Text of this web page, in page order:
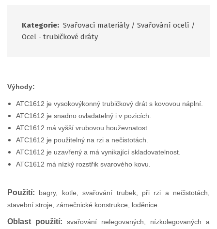
Kategorie: Svařovací materiály / Svařování ocelí /
Ocel - trubičkové dráty
Výhody:
ATC1612 je vysokovýkonný trubičkový drát s kovovou náplní.
ATC1612 je snadno ovladatelný i v pozicích.
ATC1612 má vyšší vrubovou houževnatost.
ATC1612 je použitelný na rzi a nečistotách.
ATC1612 je uzavřený a má vynikající skladovatelnost.
ATC1612 má nízký rozstřik svarového kovu.
Použití: bagry, kotle, svařování trubek, při rzi a nečistotách,
stavební stroje, zámečnické konstrukce, loděnice.
Oblast použití: svařování nelegovaných, nízkolegovaných a